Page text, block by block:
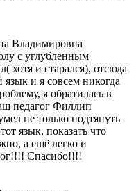
Владимировна
с углубленным
хотя и старался), отсюда
и я совсем никогда
я обратилась в
педагог Филлип
не только подтянуть
язык, показать что
а ещё легко и
Спасибо!!!!